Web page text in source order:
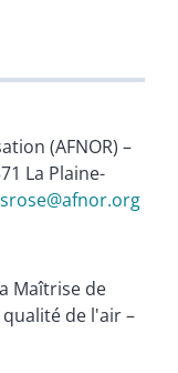
(AFNOR) –
La Plaine-
Maîtrise de
qualité de l'air –